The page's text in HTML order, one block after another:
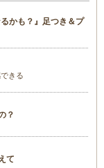
かも？』足つき＆プ
きる
？
て